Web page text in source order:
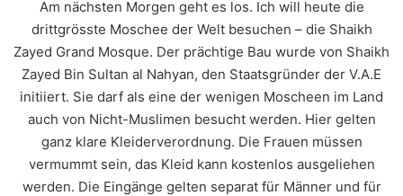
Am nächsten Morgen geht es los. Ich will heute die
drittgrösste Moschee der Welt besuchen – die Shaikh
Zayed Grand Mosque. Der prächtige Bau wurde von Shaikh
Zayed Bin Sultan al Nahyan, den Staatsgründer der V.A.E
initiiert. Sie darf als eine der wenigen Moscheen im Land
auch von Nicht-Muslimen besucht werden. Hier gelten
ganz klare Kleiderverordnung. Die Frauen müssen
vermummt sein, das Kleid kann kostenlos ausgeliehen
werden. Die Eingänge gelten separat für Männer und für